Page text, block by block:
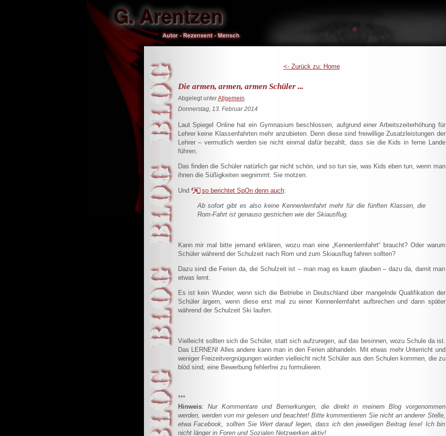
<- Zurück zu: Home
Die armen, armen, armen Schüler ...
Abgelegt unterAllgemein
Donnerstag, 13. Februar 2014
Laut Spiegel Online hat ein Gymnasium beschlossen, aufgrund einer Arbeitszeiterhöhung für
Lehrer keine Klassenfahrten mehr anzubieten. Denn diese sind freiwillige Zusatzleistungen der
Lehrer – vermutlich werden sie nicht einmal dafür bezahlt, dass sie die Kids in ferne Lande
führen.
Das finden die Schüler natürlich gar nicht schön, und so tun sie, was Kids eben tun, wenn man
ihnen die Süßigkeiten wegnimmt: Sie motzen.
Und so berichtet SpOn denn auch:
Ab sofort gibt es also keine Kennenlernfahrt mehr für die fünften Klassen, die
Rom-Fahrt ist genauso gestrichen wie der Skiausflug.
Kann mir mal bitte jemand erklären, wozu man eine „Kennenlernfahrt“ braucht? Oder warum
Schüler während der Schulzeit nach Rom und zum Skiausflug fahren sollten?
Dazu sind die Ferien da, die Schulzeit ist – man mag es kaum glauben – dazu da, damit man
etwas lernt.
Es ist kein Wunder, wenn sich die Betriebe in Deutschland über mangelnde Qualifikation der
Schüler ärgern, wenn diese erst mal zu einer Kennenlernfahrt aufbrechen und dann später
während der Schulzeit Ski laufen.
Vielleicht sollten sich die Schüler, statt sich aufzuregen, auf das besinnen, wozu Schule da ist.
Das LERNEN! Alles andere kann man in den Ferien abhandeln. Mit etwas mehr Unterricht und
weniger Freizeitvergnügungen würden vielleicht nicht Schüler aus den Schulen kommen, die zu
blöd sind, eine Bewerbung fehlerfrei zu formulieren.
***
Hinweis: Nur Kommentare und Bemerkungen, die direkt in meinem Blog vorgenommen
werden, werden von mir gelesen und beachtet! Bitte kommentieren Sie nicht an anderer Stelle,
etwa Facebook, sollten Sie Wert darauf legen, dass ich den jeweiligen Beitrag lese! Ich bin
nicht länger in Foren und Sozialen Netzwerken aktiv!